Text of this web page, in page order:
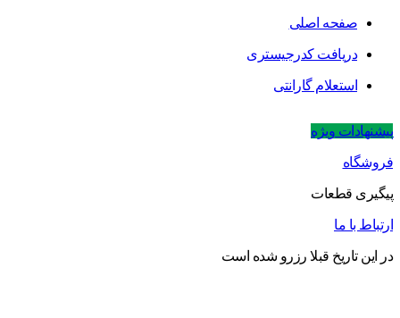
صفحه اصلی
دریافت کدرجیستری
استعلام گارانتی
پیشنهادات ویژه
فروشگاه
پیگیری قطعات
ارتباط با ما
در این تاریخ قبلا رزرو شده است